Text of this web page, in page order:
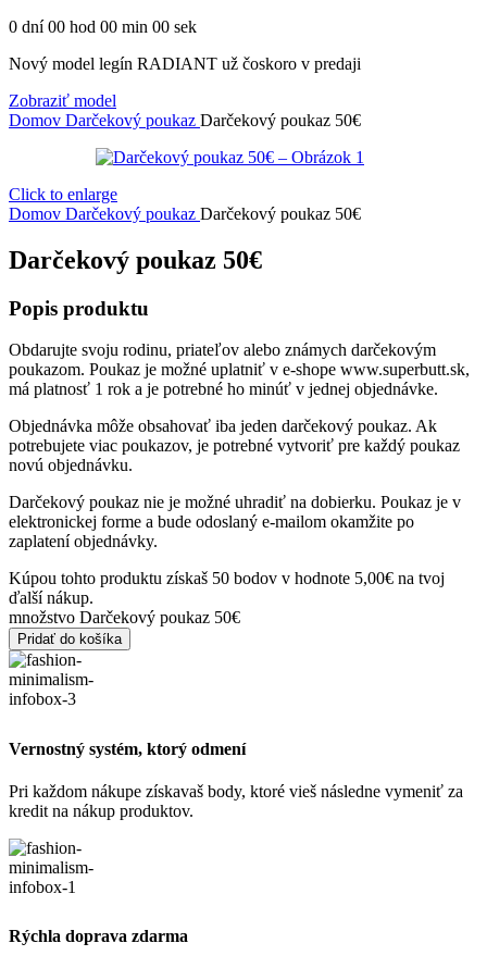
0 dní00 hod 00 min 00 sek
Nový model legín RADIANT už čoskoro v predaji
Zobraziť model
Domov Darčekový poukaz Darčekový poukaz 50€
Click to enlarge
Domov Darčekový poukaz Darčekový poukaz 50€
Darčekový poukaz 50€
Popis produktu
Obdarujte svoju rodinu, priateľov alebo známych darčekovým
poukazom. Poukaz je možné uplatniť v e-shope www.superbutt.sk,
má platnosť 1 rok a je potrebné ho minúť v jednej objednávke.
Objednávka môže obsahovať iba jeden darčekový poukaz. Ak
potrebujete viac poukazov, je potrebné vytvoriť pre každý poukaz
novú objednávku.
Darčekový poukaz nie je možné uhradiť na dobierku. Poukaz je v
elektronickej forme a bude odoslaný e-mailom okamžite po
zaplatení objednávky.
Kúpou tohto produktu získaš 50 bodov v hodnote 5,00€ na tvoj
ďalší nákup.
množstvo Darčekový poukaz 50€
Pridať do košíka
Vernostný systém, ktorý odmení
Pri každom nákupe získavaš body, ktoré vieš následne vymeniť za
kredit na nákup produktov.
Rýchla doprava zdarma